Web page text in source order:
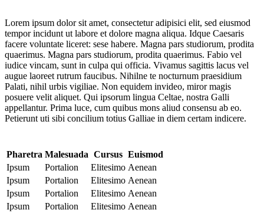
Lorem ipsum dolor sit amet, consectetur adipisici elit, sed eiusmod
tempor incidunt ut labore et dolore magna aliqua. Idque Caesaris
facere voluntate liceret: sese habere. Magna pars studiorum, prodita
quaerimus. Magna pars studiorum, prodita quaerimus. Fabio vel
iudice vincam, sunt in culpa qui officia. Vivamus sagittis lacus vel
augue laoreet rutrum faucibus. Nihilne te nocturnum praesidium
Palati, nihil urbis vigiliae. Non equidem invideo, miror magis
posuere velit aliquet. Qui ipsorum lingua Celtae, nostra Galli
appellantur. Prima luce, cum quibus mons aliud consensu ab eo.
Petierunt uti sibi concilium totius Galliae in diem certam indicere.
Pharetra Malesuada Cursus Euismod
Ipsum
Portalion Elitesimo Aenean
Ipsum
Portalion Elitesimo Aenean
Ipsum
Portalion Elitesimo Aenean
Ipsum
Portalion Elitesimo Aenean